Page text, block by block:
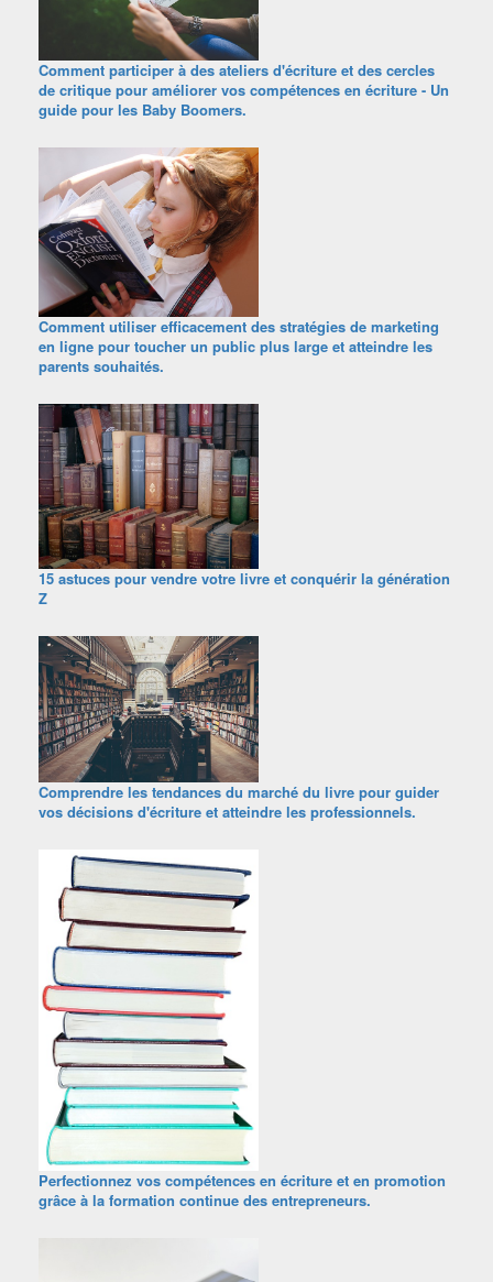
Comment participer à des ateliers d'écriture et des cercles
de critique pour améliorer vos compétences en écriture - Un
guide pour les Baby Boomers.
Comment utiliser efficacement des stratégies de marketing
en ligne pour toucher un public plus large et atteindre les
parents souhaités.
15 astuces pour vendre votre livre et conquérir la génération
Z
Comprendre les tendances du marché du livre pour guider
vos décisions d'écriture et atteindre les professionnels.
Perfectionnez vos compétences en écriture et en promotion
grâce à la formation continue des entrepreneurs.